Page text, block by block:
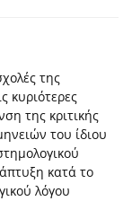
της
κυριότερες
της κριτικής
του ίδιου
κατά το
λόγου